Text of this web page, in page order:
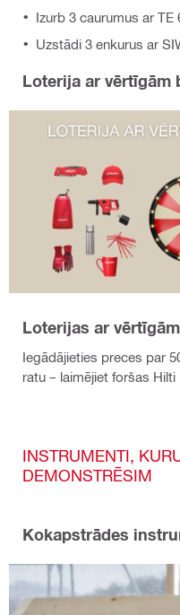
Izurb 3 caurumus ar TE
Uzstādi 3 enkurus ar
Loterija ar vērtīgām
Loterijas ar
Iegādājieties preces par
ratu – laimējiet foršas Hilti
INSTRUMENTI,
DEMONSTRĒSIM
Kokapstrādes